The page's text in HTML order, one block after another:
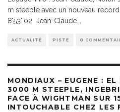
m steeple avec un nouveau
8’53″02 Jean-Claude
ACTUALITÉ PISTE 0
MONDIAUX – EUGENE :
3000 M STEEPLE,
FACE À WIGHTMAN SUR
INTOUCHABLE CHEZ LES